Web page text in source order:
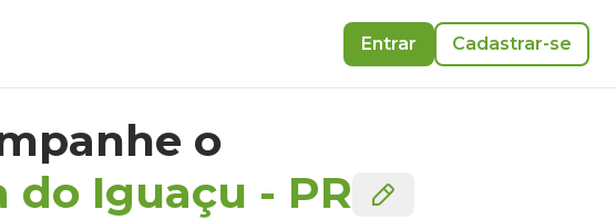
Entrar Cadastrar-se
o
do Iguaçu - PR